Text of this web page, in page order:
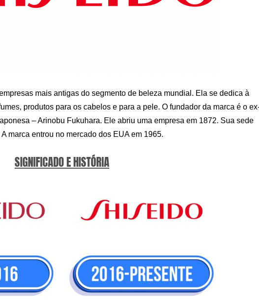
mais antigas do segmento de beleza mundial. Ela se dedica à
produtos para os cabelos e para a pele. O fundador da marca é o
– Arinobu Fukuhara. Ele abriu uma empresa em 1872. Sua sede
marca entrou no mercado dos EUA em 1965.
SIGNIFICADO E HISTÓRIA